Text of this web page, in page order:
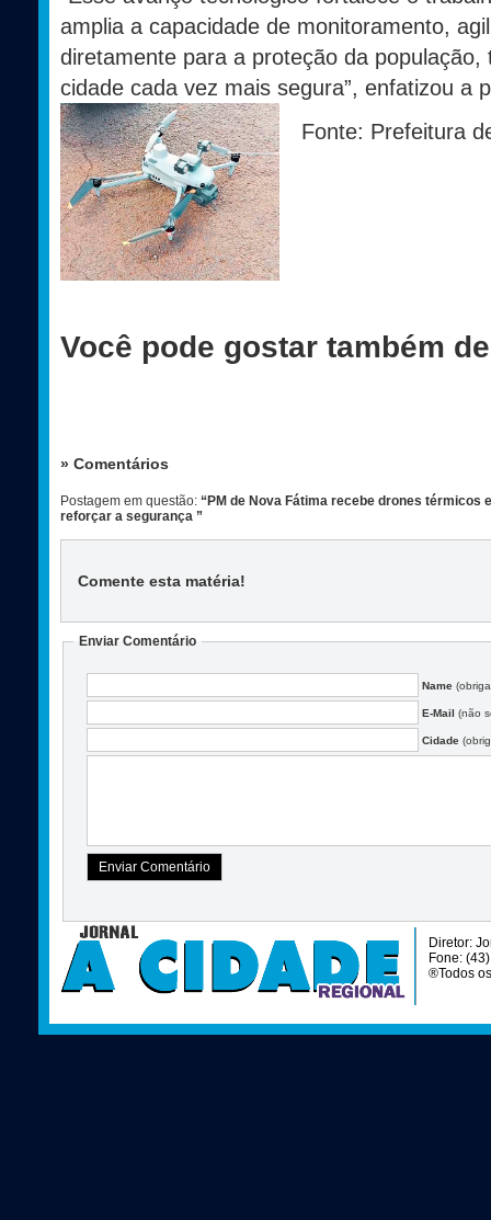
amplia a capacidade de monitoramento,
diretamente para a proteção da
cidade cada vez mais segura”, enfatizou a
Fonte: Prefeitura
Você pode gostar também
» Comentários
Postagem em questão: “PM de Nova Fátima recebe drones
reforçar a segurança ”
Comente esta matéria!
Enviar Comentário
Name
E-Mail (não
Cidade
Diretor:
Fone:
®Todos